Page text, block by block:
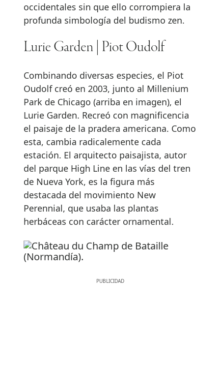
occidentales sin que ello corrompiera la
profunda simbología del budismo zen.
Lurie Garden | Piot Oudolf
Combinando diversas especies, el Piot
Oudolf creó en 2003, junto al Millenium
Park de Chicago (arriba en imagen), el
Lurie Garden. Recreó con magnificencia
el paisaje de la pradera americana. Como
esta, cambia radicalemente cada
estación. El arquitecto paisajista, autor
del parque High Line en las vías del tren
de Nueva York, es la figura más
destacada del movimiento New
Perennial, que usaba las plantas
herbáceas con carácter ornamental.